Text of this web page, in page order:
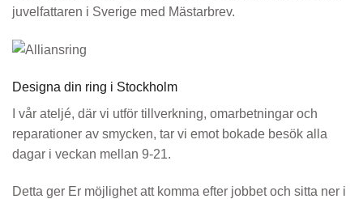
juvelfattaren i Sverige med Mästarbrev.
Designa din ring i Stockholm
I vår ateljé, där vi utför tillverkning, omarbetningar och
reparationer av smycken, tar vi emot bokade besök alla
dagar i veckan mellan 9-21.
Detta ger Er möjlighet att komma efter jobbet och sitta ner i